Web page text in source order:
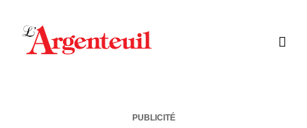
PUBLICITÉ